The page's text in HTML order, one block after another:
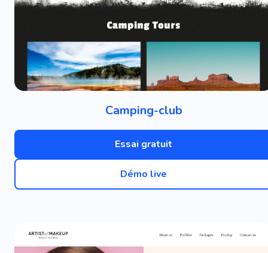
Camping-club
Essai gratuit
Démo live